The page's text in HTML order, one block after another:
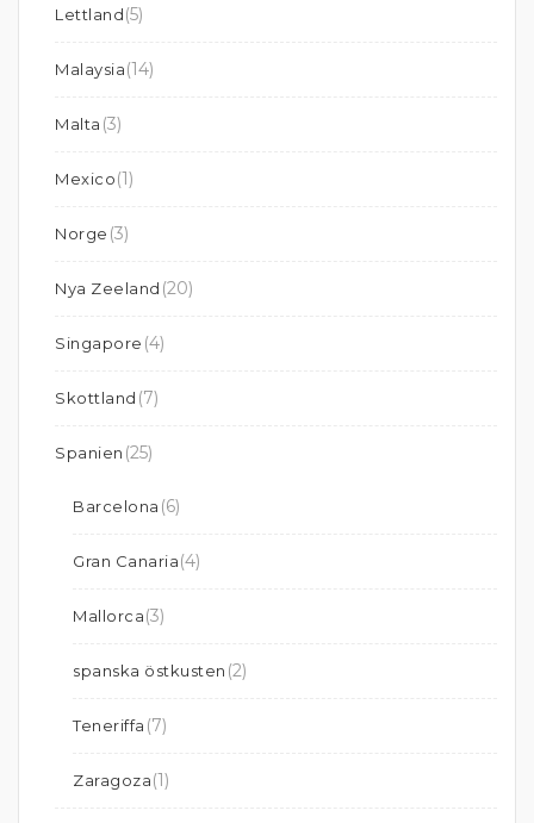
Lettland(5)
Malaysia(14)
Malta (3)
Mexico(1)
Norge (3)
Nya Zeeland (20)
Singapore (4)
Skottland (7)
Spanien (25)
Barcelona (6)
Gran Canaria(4)
Mallorca(3)
spanska östkusten (2)
Teneriffa (7)
Zaragoza(1)